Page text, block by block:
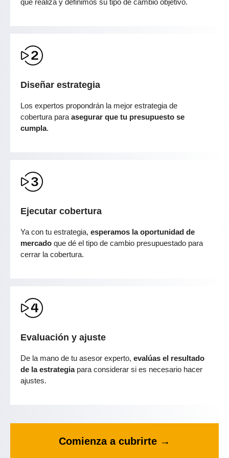
que realiza y definimos su tipo de cambio objetivo.
Diseñar estrategia
Los expertos propondrán la mejor estrategia de
cobertura para asegurar que tu presupuesto se
cumpla.
Ejecutar cobertura
Ya con tu estrategia, esperamos la oportunidad de
mercado que dé el tipo de cambio presupuestado para
cerrar la cobertura.
Evaluación y ajuste
De la mano de tu asesor experto, evalúas el resultado
de la estrategiapara considerar si es necesario hacer
ajustes.
Comienza a cubrirte →